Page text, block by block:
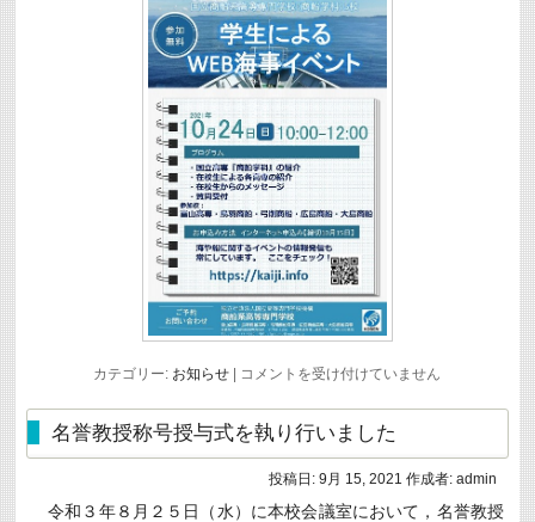
程
変
更
等
に
て
カテゴリー: お知らせ
学
に
よ
る
WEB
イ
コメントを受け付けていません
名誉教授称号授与式を執り行いました
投稿日: 9月 15, 2021 作成者: admin
令和３年８月２５日（水）に本校会議室において，名誉教授